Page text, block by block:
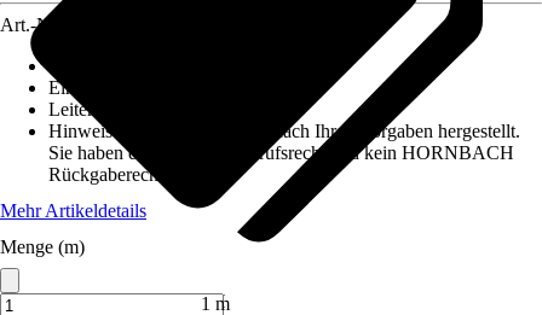
Verkauf durch:HORNBACH
Art.-Nr.
Einheit
Leiterquerschnitt
Hinweis: Dieser Artikel wird nach Ihren Vorgaben hergestellt.
Sie haben daher kein Widerrufsrecht und kein HORNBACH
Rückgaberecht.
Mehr Artikeldetails
Menge (m)
1 m